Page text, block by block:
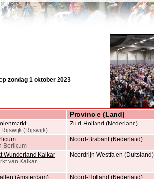
Meer foto's...
zondag 1 oktober 2023
Provincie (Land)
(Rijswijk)
Zuid-Holland (Nederland)
Berlicum
Noord-Brabant (Nederland)
Wunderland Kalkar
van Kalkar
Noordrijn-Westfalen (Duitsland)
(Amsterdam)
Noord-Holland (Nederland)